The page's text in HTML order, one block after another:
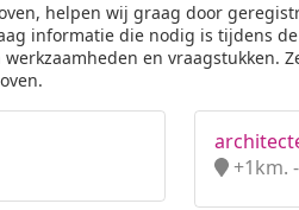
helpen wij graag door
informatie die nodig is tijdens
en vraagstukken.
+1km.